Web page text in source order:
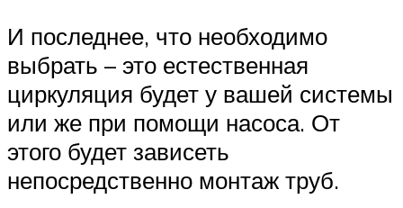
И последнее, что необходимо
выбрать – это естественная
циркуляция будет у вашей системы
или же при помощи насоса. От
этого будет зависеть
непосредственно монтаж труб.